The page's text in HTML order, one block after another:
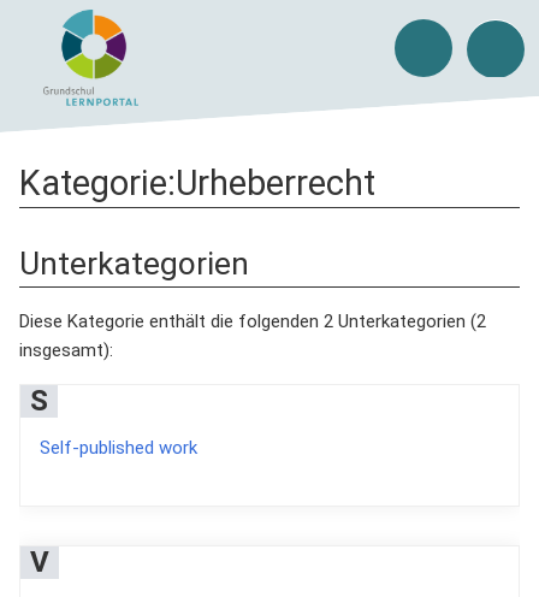
Kategorie:Urheberrecht
Unterkategorien
Diese Kategorie enthält die folgenden 2 Unterkategorien (2
insgesamt):
S
Self-published work
V